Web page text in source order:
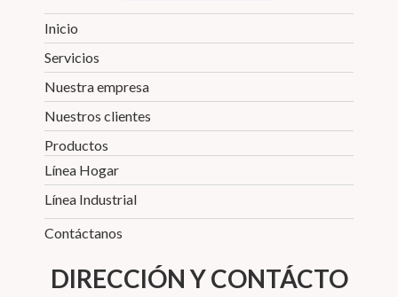
Inicio
Servicios
Nuestra empresa
Nuestros clientes
Productos
Línea Hogar
Línea Industrial
Contáctanos
DIRECCIÓN Y CONTÁCTO